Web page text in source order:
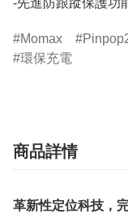
-先進防跟蹤保護功
Momax
環保充電
商品詳情
革新性定位科技，